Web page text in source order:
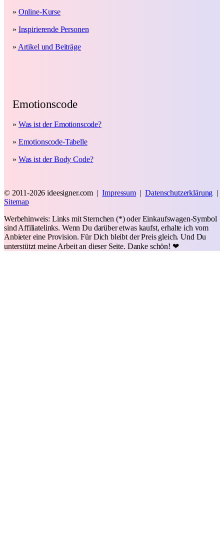
» Online-Kurse
» Inspirierende Personen
» Artikel und Beiträge
Emotionscode
» Was ist der Emotionscode?
» Emotionscode-Tabelle
» Was ist der Body Code?
© 2011-2026 ideesigner.com |Impressum |Datenschutzerklärung |
Sitemap
Werbehinweis: Links mit Sternchen (*) oder Einkaufswagen-Symbol
sind Affiliatelinks. Wenn Du darüber etwas kaufst, erhalte ich vom
Anbieter eine Provision. Für Dich bleibt der Preis gleich. Und Du
unterstützt meine Arbeit an dieser Seite. Danke schön! ❤